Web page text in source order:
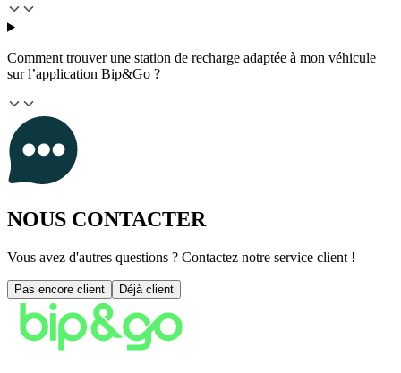
Comment trouver une station de recharge adaptée à mon véhicule
sur l’application Bip&Go ?
NOUS CONTACTER
Vous avez d'autres questions ? Contactez notre service client !
Pas encore client Déjà client